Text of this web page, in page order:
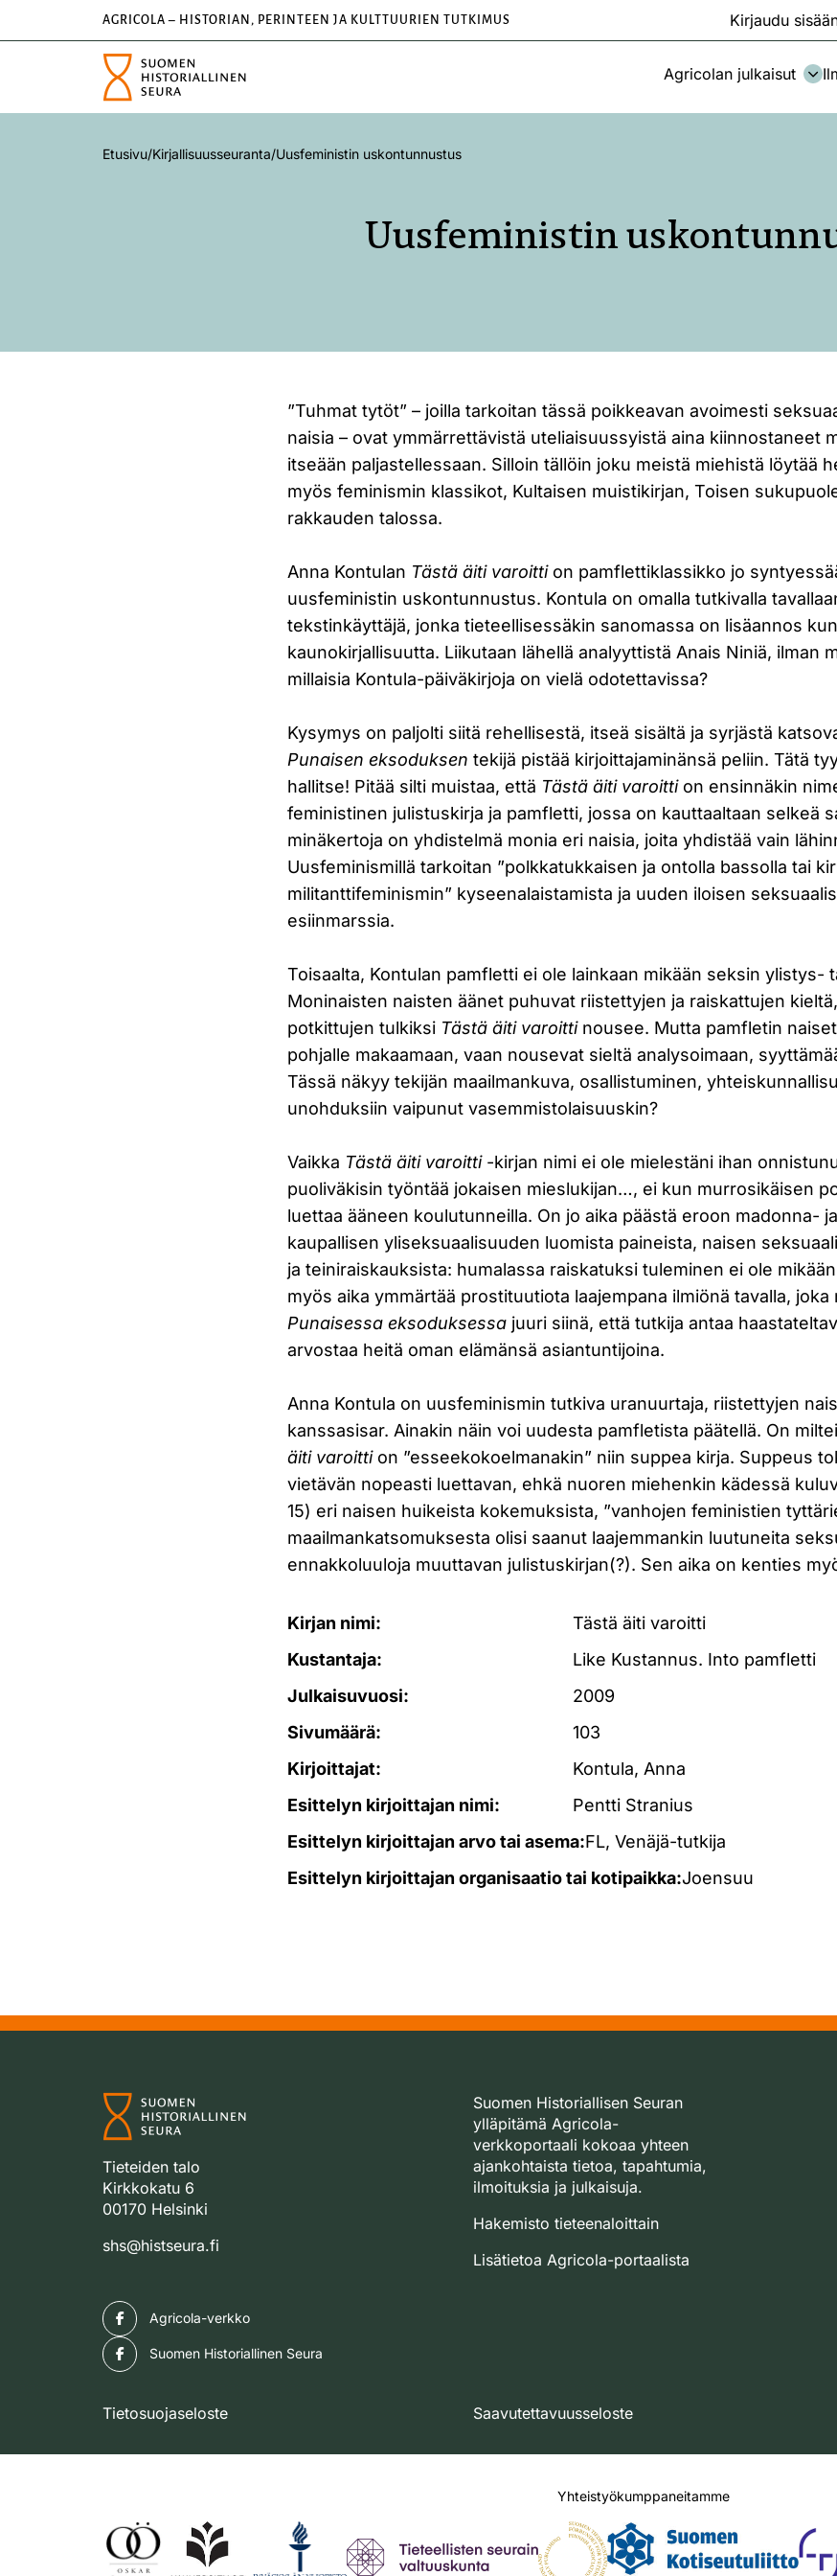
AGRICOLA – HISTORIAN, PERINTEEN JA KULTTUURIEN TUTKIMUS Kirjaudu
Agricolan julkaisut
Etusivu/Kirjallisuusseuranta/Uusfeministin uskontunnustus
Uusfeministin
”Tuhmat tytöt” – joilla tarkoitan tässä poikkeavan avoimesti
naisia – ovat ymmärrettävistä uteliaisuussyistä aina kiinnostaneet
itseään paljastellessaan. Silloin tällöin joku meistä miehistä löytää
myös feminismin klassikot, Kultaisen muistikirjan, Toisen
rakkauden talossa.
Anna Kontulan Tästä äiti varoittion pamflettiklassikko jo
uusfeministin uskontunnustus. Kontula on omalla tutkivalla
tekstinkäyttäjä, jonka tieteellisessäkin sanomassa on lisäannos
kaunokirjallisuutta. Liikutaan lähellä analyyttistä Anais Niniä, ilman
millaisia Kontula-päiväkirjoja on vielä odotettavissa?
Kysymys on paljolti siitä rehellisestä, itseä sisältä ja syrjästä
Punaisen eksoduksen tekijä pistää kirjoittajaminänsä peliin. Tätä
hallitse! Pitää silti muistaa, että Tästä äiti varoittion ensinnäkin
feministinen julistuskirja ja pamfletti, jossa on kauttaaltaan selkeä
minäkertoja on yhdistelmä monia eri naisia, joita yhdistää vain
Uusfeminismillä tarkoitan ”polkkatukkaisen ja ontolla bassolla tai
militanttifeminismin” kyseenalaistamista ja uuden iloisen
esiinmarssia.
Toisaalta, Kontulan pamfletti ei ole lainkaan mikään seksin ylistys-
Moninaisten naisten äänet puhuvat riistettyjen ja raiskattujen
potkittujen tulkiksi Tästä äiti varoittinousee. Mutta pamfletin
pohjalle makaamaan, vaan nousevat sieltä analysoimaan,
Tässä näkyy tekijän maailmankuva, osallistuminen,
unohduksiin vaipunut vasemmistolaisuuskin?
Vaikka Tästä äiti varoitti -kirjan nimi ei ole mielestäni ihan
puoliväkisin työntää jokaisen mieslukijan…, ei kun murrosikäisen
luettaa ääneen koulutunneilla. On jo aika päästä eroon madonna-
kaupallisen yliseksuaalisuuden luomista paineista, naisen
ja teiniraiskauksista: humalassa raiskatuksi tuleminen ei ole
myös aika ymmärtää prostituutiota laajempana ilmiönä tavalla,
Punaisessa eksoduksessa juuri siinä, että tutkija antaa
arvostaa heitä oman elämänsä asiantuntijoina.
Anna Kontula on uusfeminismin tutkiva uranuurtaja, riistettyjen
kanssasisar. Ainakin näin voi uudesta pamfletista päätellä. On
äiti varoittion ”esseekokoelmanakin” niin suppea kirja. Suppeus
vietävän nopeasti luettavan, ehkä nuoren miehenkin kädessä
15) eri naisen huikeista kokemuksista, ”vanhojen feministien
maailmankatsomuksesta olisi saanut laajemmankin luutuneita
ennakkoluuloja muuttavan julistuskirjan(?). Sen aika on kenties
Kirjan nimi:
Tästä äiti varoitti
Kustantaja:
Like Kustannus. Into pamfletti
Julkaisuvuosi:
2009
Sivumäärä:
103
Kirjoittajat:
Kontula, Anna
Esittelyn kirjoittajan nimi:
Pentti Stranius
Esittelyn kirjoittajan arvo tai asema:FL, Venäjä-tutkija
Esittelyn kirjoittajan organisaatio tai kotipaikka:Joensuu
Tieteiden talo
Kirkkokatu 6
00170 Helsinki
shs@histseura.fi
Suomen Historiallisen Seuran
ylläpitämä Agricola-
verkkoportaali kokoaa yhteen
ajankohtaista tietoa, tapahtumia,
ilmoituksia ja julkaisuja.
Hakemisto tieteenaloittain
Lisätietoa Agricola-portaalista
Agricola-verkko
Suomen Historiallinen Seura
Tietosuojaseloste Saavutettavuusseloste
Yhteistyökumppaneitamme